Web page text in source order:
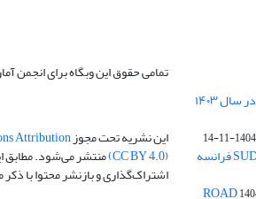
1404-11-14
تمامی حقوق این وبگاه برای انجمن
این نشریه تحت مجوزAttribution
(CC BY 4.0)منتشر می‌شود. مطابق
اشتراک‌گذاری و بازنشر محتوا با